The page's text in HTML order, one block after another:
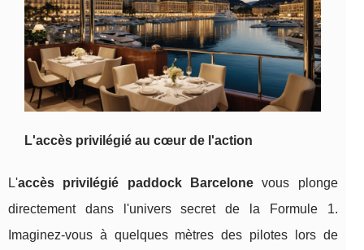
L'accès privilégié au cœur de l'action
L'accès privilégié paddock Barcelonevous plonge
directement dans l'univers secret de
la Formule 1.
Imaginez-vous à quelques mètres des pilotes lors de